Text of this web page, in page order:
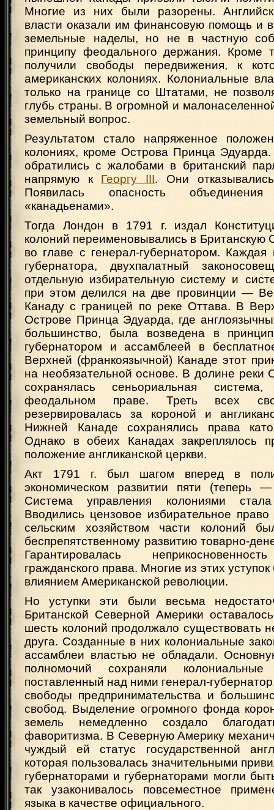
Многие из них были разорены.
власти оказали им финансовую помощь и
земельные наделы, но не в частную
принципу феодального держания. Кроме
получили свободы передвижения, к
американских колониях. Колониальные
только на границе со Штатами, не
глубь страны. В огромной и
земельный вопрос.
Результатом стало напряженное
колониях, кроме Острова Принца
обратились с жалобами в британский
напрямую к Георгу III. Они
Появилась опасность
«канадьенами».
Тогда Лондон в 1791 г. издал
колоний переименовывались в Британскую
во главе с генерал-губернатором. Каждая
губернатора, двухпалатный
отдельную избирательную систему и
при этом делился на две провинции —
Канаду с границей по реке Оттава. В
Острове Принца Эдуарда, где
большинство, была возведена в
губернатором и ассамблеей в
Верхней (франкоязычной) Канаде этот
на необязательной основе. В долине реки
сохранялась сеньориальная
феодальном праве. Треть всех
резервировалась за короной и
Нижней Канаде сохранялись права
Однако в обеих Канадах закреплялось
положение англиканской церкви.
Акт 1791 г. был шагом вперед в
экономическом развитии пяти (теперь
Система управления колониями
Вводились цензовое избирательное
сельским хозяйством части колоний
беспрепятственному развитию товарно-
Гарантировалась
гражданского права. Многие из этих
влиянием Американской революции.
Но уступки эти были весьма
Британской Северной Америки
шесть колоний продолжало существовать
друга. Созданные в них колониальные
ассамблеи властью не обладали.
полномочий сохраняли
поставленный над ними генерал-
свободы предпринимательства и
свобод. Выделение огромного фонда
земель немедленно создало
фаворитизма. В Северную Америку
чуждый ей статус государственной
которая пользовалась значительными
губернаторами и губернаторами могли
так узаконивалось повсеместное
языка в качестве официального.